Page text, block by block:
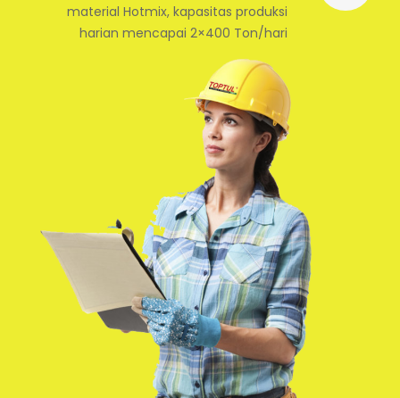
material Hotmix, kapasitas produksi
harian mencapai 2×400 Ton/hari